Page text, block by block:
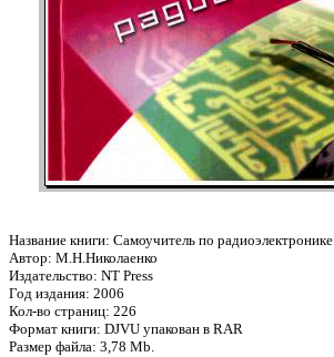
Название книги: Самоучитель по радиоэлектронике
Автор: М.Н.Николаенко
Издательство: NT Press
Год издания: 2006
Кол-во страниц: 226
Формат книги: DJVU упакован в RAR
Размер файла: 3,78 Mb.